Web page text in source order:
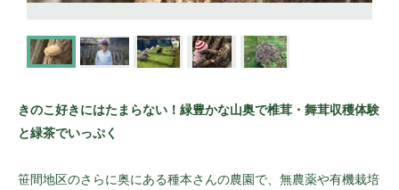
きのこ好きにはたまらない！緑豊かな山奥で椎茸・舞茸収穫体験
と緑茶でいっぷく
笹間地区のさらに奥にある種本さんの農園で、無農薬や有機栽培